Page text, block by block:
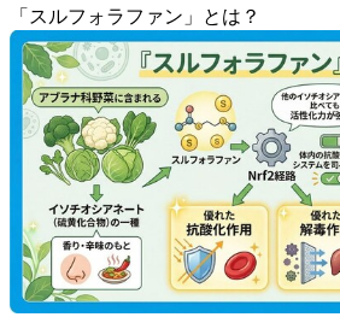
「スルフォラファン」とは？